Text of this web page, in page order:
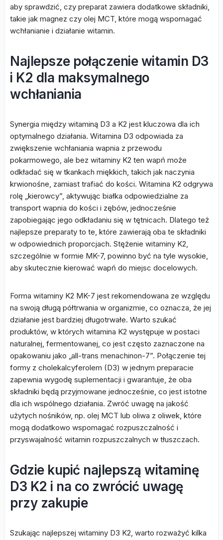
aby sprawdzić, czy preparat zawiera dodatkowe składniki,
takie jak magnez czy olej MCT, które mogą wspomagać
wchłanianie i działanie witamin.
Najlepsze połączenie witamin D3
i K2 dla maksymalnego
wchłaniania
Synergia między witaminą D3 a K2 jest kluczowa dla ich
optymalnego działania. Witamina D3 odpowiada za
zwiększenie wchłaniania wapnia z przewodu
pokarmowego, ale bez witaminy K2 ten wapń może
odkładać się w tkankach miękkich, takich jak naczynia
krwionośne, zamiast trafiać do kości. Witamina K2 odgrywa
rolę „kierowcy”, aktywując białka odpowiedzialne za
transport wapnia do kości i zębów, jednocześnie
zapobiegając jego odkładaniu się w tętnicach. Dlatego też
najlepsze preparaty to te, które zawierają oba te składniki
w odpowiednich proporcjach. Stężenie witaminy K2,
szczególnie w formie MK-7, powinno być na tyle wysokie,
aby skutecznie kierować wapń do miejsc docelowych.
Forma witaminy K2 MK-7 jest rekomendowana ze względu
na swoją długą półtrwania w organizmie, co oznacza, że jej
działanie jest bardziej długotrwałe. Warto szukać
produktów, w których witamina K2 występuje w postaci
naturalnej, fermentowanej, co jest często zaznaczone na
opakowaniu jako „all-trans menachinon-7”. Połączenie tej
formy z cholekalcyferolem (D3) w jednym preparacie
zapewnia wygodę suplementacji i gwarantuje, że oba
składniki będą przyjmowane jednocześnie, co jest istotne
dla ich wspólnego działania. Zwróć uwagę na jakość
użytych nośników, np. olej MCT lub oliwa z oliwek, które
mogą dodatkowo wspomagać rozpuszczalność i
przyswajalność witamin rozpuszczalnych w tłuszczach.
Gdzie kupić najlepszą witaminę
D3 K2 i na co zwrócić uwagę
przy zakupie
Szukając najlepszej witaminy D3 K2, warto rozważyć kilka